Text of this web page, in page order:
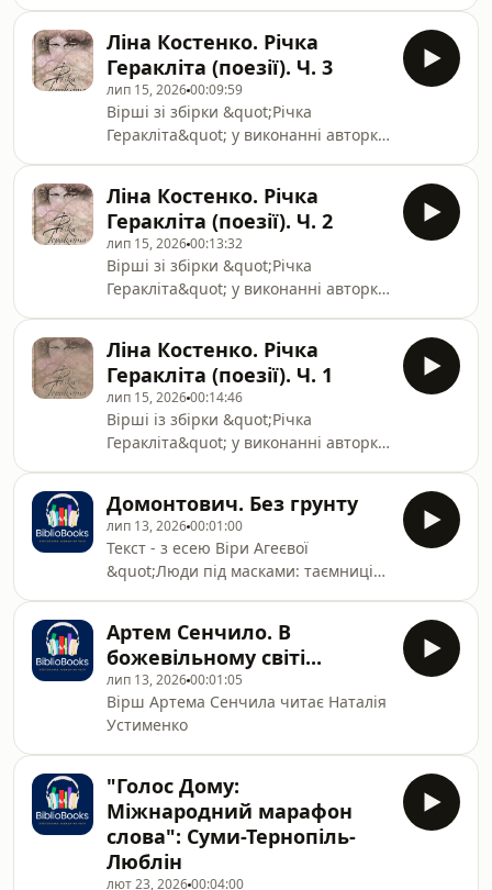
в школі або домашня пригода, автор
успішно передає всі ці події і описує
їх з тонким почуттям гумору і тепла.
Ліна Костенко. Річка
Геракліта (поезії). Ч. 3
лип 15, 202600:09:59
Вірші зі збірки &quot;Річка
Геракліта&quot; у виконанні авторки
Ліна Костенко. Річка
Геракліта (поезії). Ч. 2
лип 15, 202600:13:32
Вірші зі збірки &quot;Річка
Геракліта&quot; у виконанні авторки
Ліна Костенко. Річка
Геракліта (поезії). Ч. 1
лип 15, 202600:14:46
Вірші із збірки &quot;Річка
Геракліта&quot; у виконанні авторки
Домонтович. Без грунту
лип 13, 202600:01:00
Текст - з есею Віри Агеєвої
&quot;Люди під масками: таємниці
Агеєва досліджує феномен
роздвоєння особистості та
необхідність маскування для
інтелектуалів у тоталітарному
суспільстві. Текст, написаний як
передмова до прози В.
Домонтовича, аналізує стратегії
виживання митців, зокрема Віктора
Петрова, в екстремальних
історичних умо
Артем Сенчило. В
божевільному світі...
лип 13, 202600:01:05
Вірш Артема Сенчила читає Наталія
Устименко
"Голос Дому:
Міжнародний марафон
слова": Суми-Тернопіль-
Люблін
лют 23, 202600:04:00